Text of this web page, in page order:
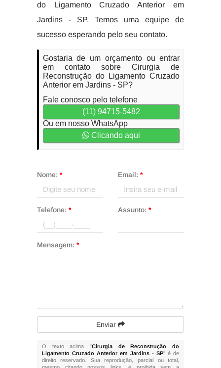
do Ligamento Cruzado Anterior em
Jardins - SP. Temos uma equipe de
sucesso esperando pelo seu contato.
Gostaria de um orçamento ou entrar
em contato sobre Cirurgia de
Reconstrução do Ligamento Cruzado
Anterior em Jardins - SP?
Fale conosco pelo telefone
(11) 94715-5482
Ou em nosso WhatsApp
Clicando aqui
Nome: * Email: *
Telefone: * Assunto: *
Mensagem: *
Enviar
O texto acima "Cirurgia de Reconstrução do
Ligamento Cruzado Anterior em Jardins - SP" é de
direito reservado. Sua reprodução, parcial ou total,